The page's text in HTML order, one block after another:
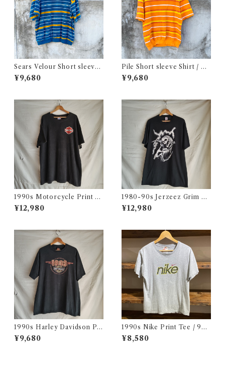
Sears Velour Short sleeve
Shirt / シアーズ ベロア ショ
ートスリーブ シャツ 古着
¥9,680
Pile Short sleeve Shirt / パ
イル生地 ショートスリーブ シ
ャツ 古着
¥9,680
1990s Motorcycle Print T-
Shirt Size XL / 90年代 ハー
レー バイカー Tシャツ スカル
¥12,980
1980-90s Jerzeez Grim Re
aper T-Shirt Size XL / ジャ
ージーズ 死神 スカル プリント
¥12,980
1990s Harley Davidson Pri
nt T-Shirt Made in USA / ハ
ーレー バイカー Tシャツ アメ
¥9,680
1990s Nike Print Tee / 90
年代 ナイキ プリント Tシャツ
古着
¥8,580